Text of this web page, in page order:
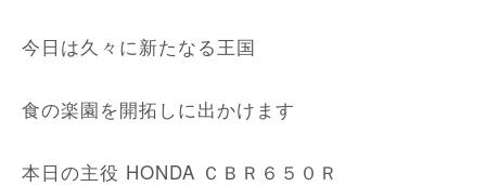
今日は久々に新たなる王国
食の楽園を開拓しに出かけます
本日の主役 HONDA ＣＢＲ６５０Ｒ